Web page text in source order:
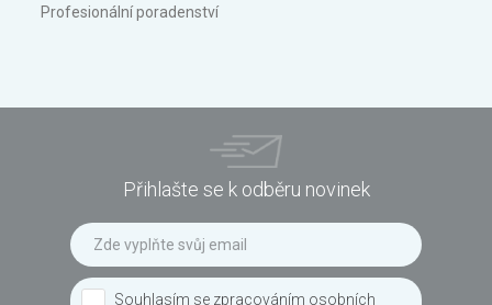
Profesionální poradenství
Přihlašte se k odběru novinek
Souhlasím se zpracováním osobních